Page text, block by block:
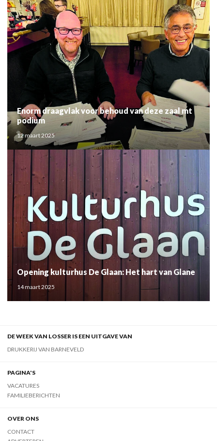
Enorm draagvlak voor behoud van deze zaal mt
podium
12 maart 2025
Opening kulturhus De Glaan: Het hart van Glane
14 maart 2025
DE WEEK VAN LOSSER IS EEN UITGAVE VAN
DRUKKERIJ VAN BARNEVELD
PAGINA'S
VACATURES
FAMILIEBERICHTEN
OVER ONS
CONTACT